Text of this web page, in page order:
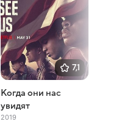
7,1
Когда они нас
увидят
2019